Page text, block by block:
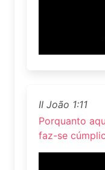
II João 1:11
Porquanto
faz-se